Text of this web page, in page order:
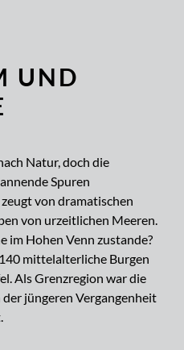
UND
Natur, doch die
Spuren
von dramatischen
von urzeitlichen Meeren.
im Hohen Venn zustande?
mittelalterliche Burgen
Als Grenzregion war die
jüngeren Vergangenheit